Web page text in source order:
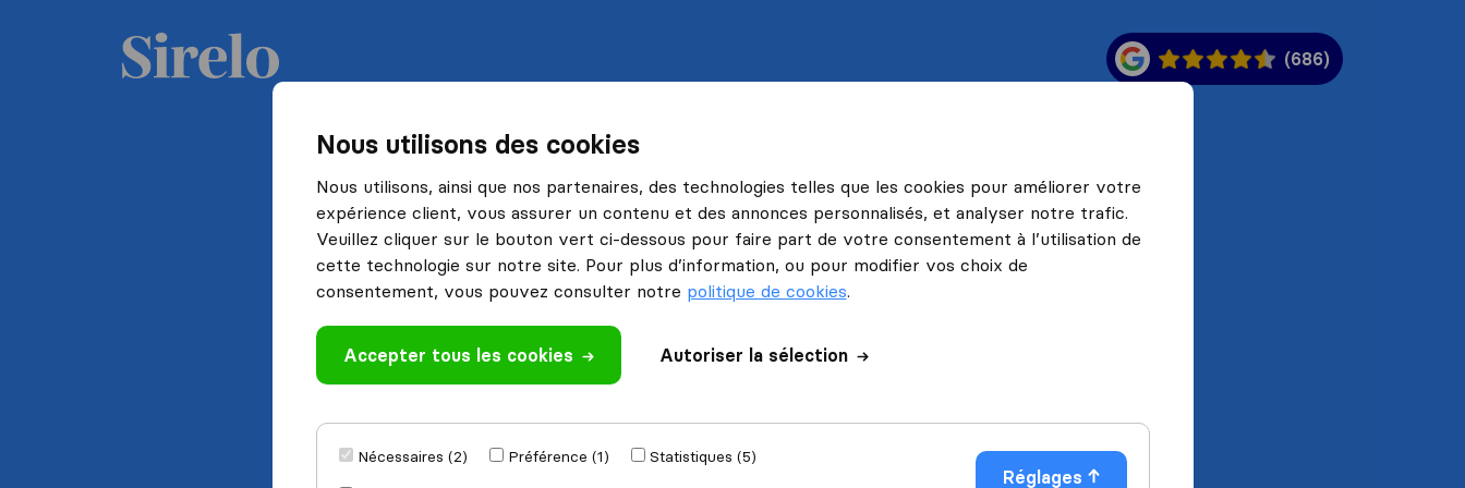
Nous utilisons des cookies
Nous utilisons, ainsi que nos partenaires, des technologies telles que les cookies pour améliorer votre
expérience client, vous assurer un contenu et des annonces personnalisés, et analyser notre trafic.
Veuillez cliquer sur le bouton vert ci-dessous pour faire part de votre consentement à l’utilisation de
cette technologie sur notre site. Pour plus d’information, ou pour modifier vos choix de
consentement, vous pouvez consulter notre politique de cookies.
Accepter tous les cookies Autoriser la sélection
Nécessaires (2) Préférence (1)
Statistiques (5)
Réglages
(686)